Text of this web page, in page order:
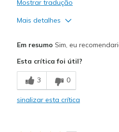
Mostrar tradução
Mais detalhes
Comfortable
Durable
Em resumo Sim, eu
Esta crítica foi útil?
3 0
sinalizar esta crítica